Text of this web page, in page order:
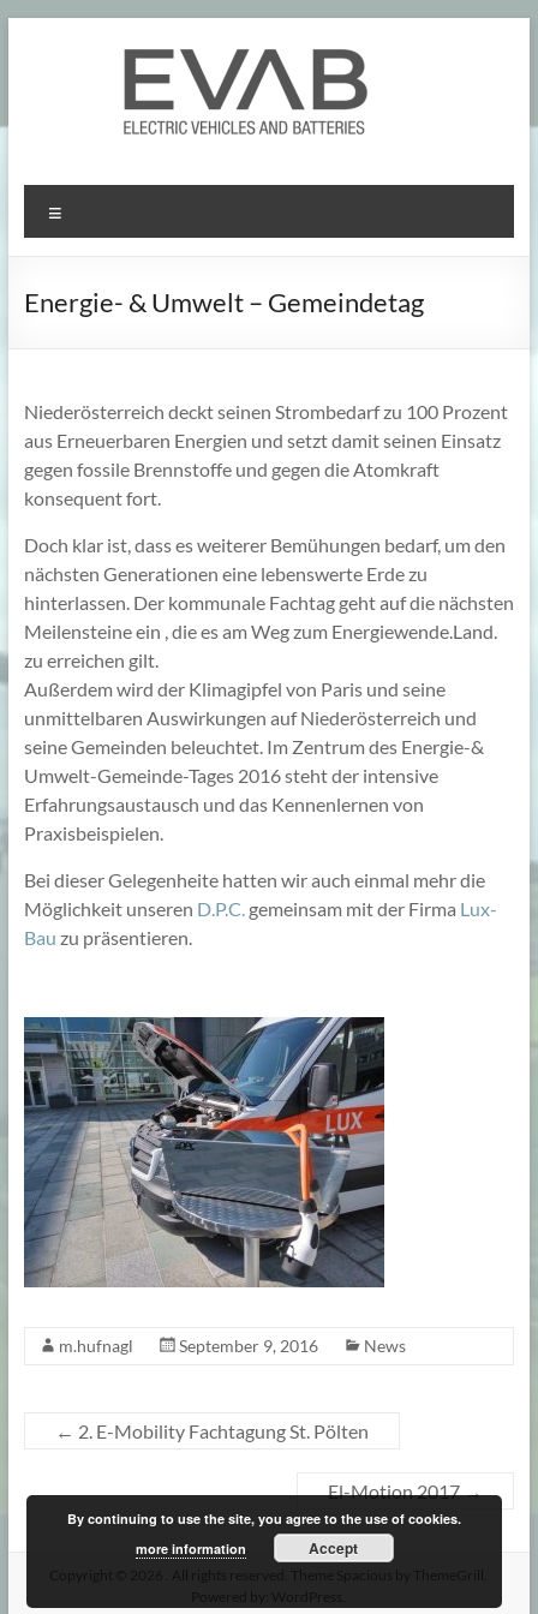
Energie- & Umwelt – Gemeindetag
Niederösterreich deckt seinen Strombedarf zu 100 Prozent
aus Erneuerbaren Energien und setzt damit seinen Einsatz
gegen fossile Brennstoffe und gegen die Atomkraft
konsequent fort.
Doch klar ist, dass es weiterer Bemühungen bedarf, um den
nächsten Generationen eine lebenswerte Erde zu
hinterlassen. Der kommunale Fachtag geht auf die nächsten
Meilensteine ein , die es am Weg zum Energiewende.Land.
zu erreichen gilt.
Außerdem wird der Klimagipfel von Paris und seine
unmittelbaren Auswirkungen auf Niederösterreich und
seine Gemeinden beleuchtet. Im Zentrum des Energie-&
Umwelt-Gemeinde-Tages 2016 steht der intensive
Erfahrungsaustausch und das Kennenlernen von
Praxisbeispielen.
Bei dieser Gelegenheite hatten wir auch einmal mehr die
Möglichkeit unseren D.P.C. gemeinsam mit der Firma Lux-
Bau zu präsentieren.
m.hufnagl September 9, 2016 News
← 2. E-Mobility Fachtagung St. Pölten
El-Motion 2017→
By continuing to use the site, you agree to the use of cookies.
more information
Accept